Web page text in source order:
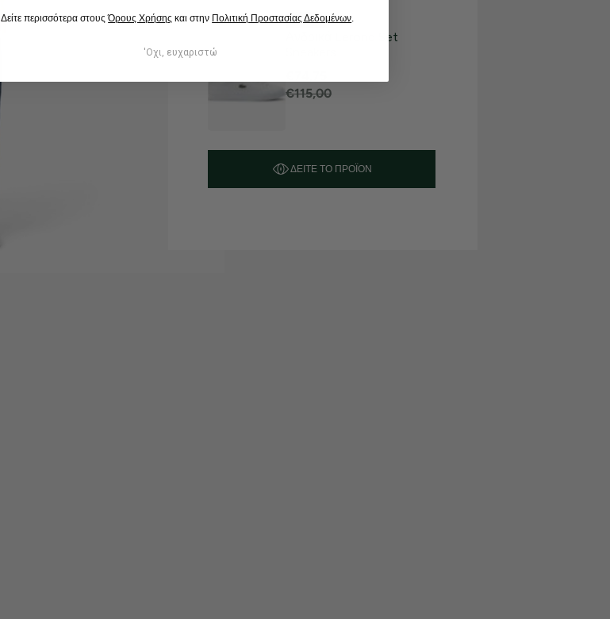
35% OFF
Ανδρικά Lerond Set
€115,00
ΔΕΊΤΕ ΤΟ ΠΡΟΪΌΝ
Δείτε περισσότερα στουςΌρους Χρήσης και στην Πολιτική Προστασίας Δεδομένων
'Οχι, ευχαριστώ